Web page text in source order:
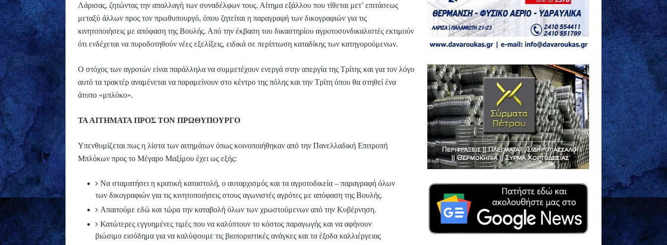
Λάρισας, ζητώντας την απαλλαγή των συναδέλφων τους. Αίτημα εξάλλου που τίθεται μετ’ επιτάσεως
μεταξύ άλλων προς τον πρωθυπουργό, όπου ζητείται η παραγραφή των δικογραφιών για τις
κινητοποιήσεις με απόφαση της Βουλής. Από την έκβαση του δικαστηρίου αγροτοσυνδικαλιστές εκτιμούν
ότι ενδέχεται να πυροδοτηθούν νέες εξελίξεις, ειδικά σε περίπτωση καταδίκης των κατηγορούμενων.
Ο στόχος των αγροτών είναι παράλληλα να συμμετέχουν ενεργά στην απεργία της Τρίτης και για τον λόγο
αυτό τα τρακτέρ αναμένεται να παραμείνουν στο κέντρο της πόλης και την Τρίτη όπου θα στηθεί ένα
άτυπο «μπλόκο».
ΤΑ ΑΙΤΗΜΑΤΑ ΠΡΟΣ ΤΟΝ ΠΡΩΘΥΠΟΥΡΓΟ
Υπενθυμίζεται πως η λίστα των αιτημάτων όπως κοινοποιήθηκαν από την Πανελλαδική Επιτροπή
Μπλόκων προς το Μέγαρο Μαξίμου έχει ως εξής:
Να σταματήσει η κρατική καταστολή, ο αυταρχισμός και τα αγροτοδικεία – παραγραφή όλων
των δικογραφιών για τις κινητοποιήσεις στους αγωνιστές αγρότες με απόφαση της Βουλής.
Απαιτούμε εδώ και τώρα την καταβολή όλων των χρωστούμενων από την Κυβέρνηση.
Κατώτερες εγγυημένες τιμές που να καλύπτουν το κόστος παραγωγής και να αφήνουν
βιώσιμο εισόδημα για να καλύψουμε τις βιοποριστικές ανάγκες και τα έξοδα καλλιέργειας